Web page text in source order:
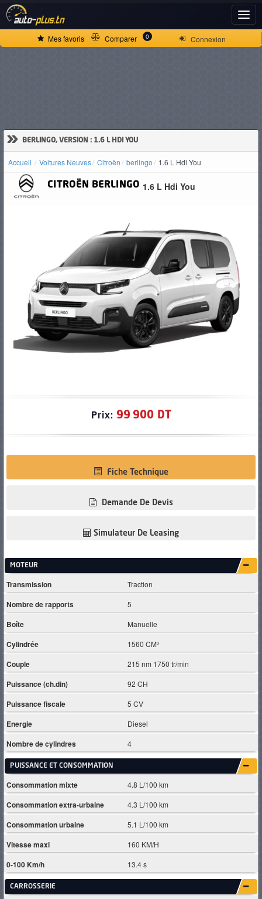
Connexion
Mes favoris Comparer 0
» BERLINGO, VERSION : 1.6 L HDI YOU
Accueil Voitures Neuves Citroën berlingo 1.6 L Hdi You
CITROËN BERLINGO 1.6 L Hdi You
Prix: 99 900 DT
Fiche Technique
Demande De Devis
Simulateur De Leasing
MOTEUR
Transmission Traction
Nombre de rapports 5
Boîte Manuelle
Cylindrée 1560 CM³
Couple 215 nm 1750 tr/min
Puissance (ch.din) 92 CH
Puissance fiscale 5 CV
Energie Diesel
Nombre de cylindres 4
PUISSANCE ET CONSOMMATION
Consommation mixte 4.8 L/100 km
Consommation extra-urbaine 4.3 L/100 km
Consommation urbaine 5.1 L/100 km
Vitesse maxi 160 KM/H
0-100 Km/h 13.4 s
CARROSSERIE
ACCUEIL
D'OCCASION
PNEUS